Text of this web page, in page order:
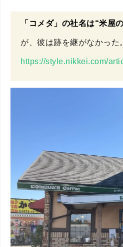
「コメダ」の社名は“米屋
が、彼は跡を継がなかった
https://style.nikkei.com/